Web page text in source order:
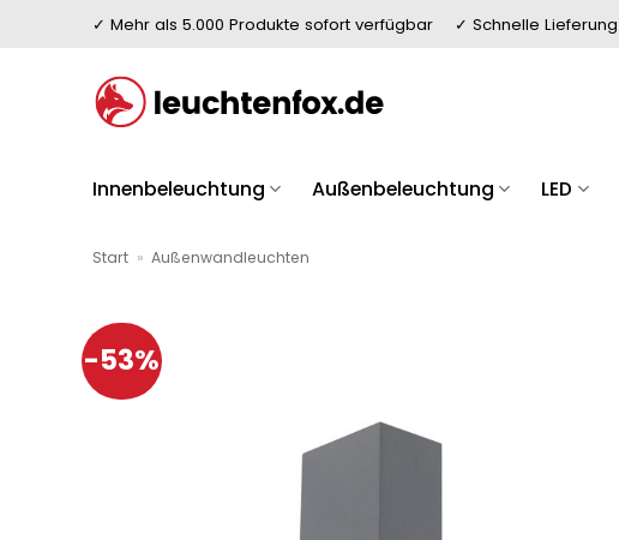
✓ Mehr als 5.000 Produkte sofort verfügbar ✓ Schnelle Lieferung
Innenbeleuchtung Außenbeleuchtung LED
Start » Außenwandleuchten
-53%